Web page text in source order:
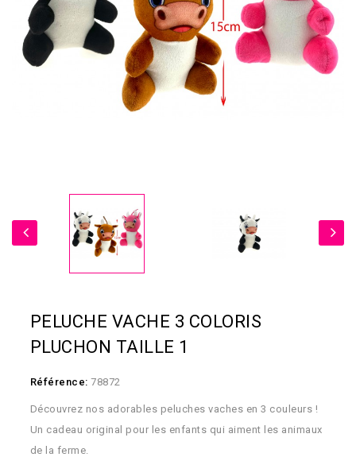
PELUCHE VACHE 3 COLORIS
PLUCHON TAILLE 1
Référence: 78872
Découvrez nos adorables peluches vaches en 3 couleurs !
Un cadeau original pour les enfants qui aiment les animaux
de la ferme.